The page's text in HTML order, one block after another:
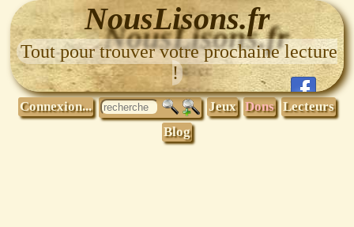
NousLisons.fr
Tout pour trouver votre prochaine lecture
!
Connexion... Jeux Dons Lecteurs
Blog